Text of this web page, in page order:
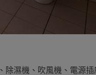
除濕機、吹風機、電源插